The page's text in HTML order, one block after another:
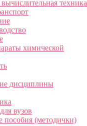
техника
химической
дисциплины
вузов
пособия (методички)